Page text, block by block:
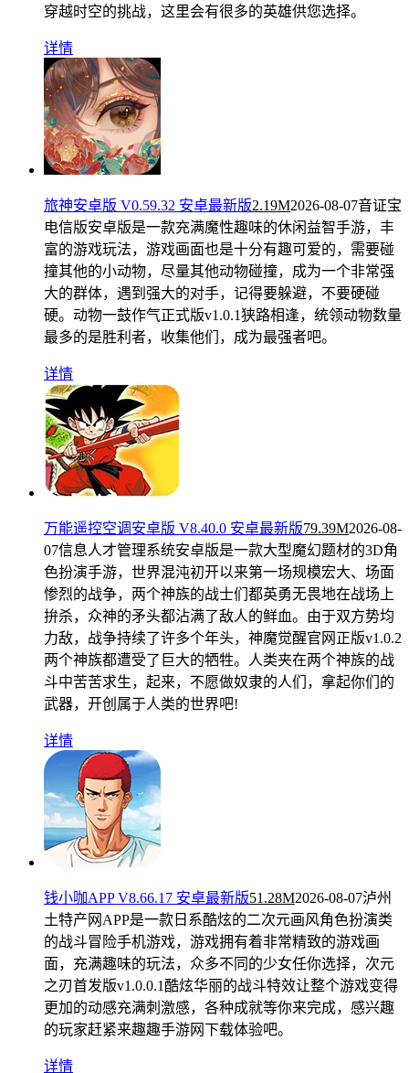
穿越时空的挑战，这里会有很多的英雄供您选择。
详情
旅神安卓版 V0.59.32 安卓最新版2.19M2026-08-07音证宝
电信版安卓版是一款充满魔性趣味的休闲益智手游，丰
富的游戏玩法，游戏画面也是十分有趣可爱的，需要碰
撞其他的小动物，尽量其他动物碰撞，成为一个非常强
大的群体，遇到强大的对手，记得要躲避，不要硬碰
硬。动物一鼓作气正式版v1.0.1狭路相逢，统领动物数量
最多的是胜利者，收集他们，成为最强者吧。
详情
万能遥控空调安卓版 V8.40.0 安卓最新版79.39M2026-08-
07信息人才管理系统安卓版是一款大型魔幻题材的3D角
色扮演手游，世界混沌初开以来第一场规模宏大、场面
惨烈的战争，两个神族的战士们都英勇无畏地在战场上
拚杀，众神的矛头都沾满了敌人的鲜血。由于双方势均
力敌，战争持续了许多个年头，神魔觉醒官网正版v1.0.2
两个神族都遭受了巨大的牺牲。人类夹在两个神族的战
斗中苦苦求生，起来，不愿做奴隶的人们，拿起你们的
武器，开创属于人类的世界吧!
详情
钱小咖APP V8.66.17 安卓最新版51.28M2026-08-07泸州
土特产网APP是一款日系酷炫的二次元画风角色扮演类
的战斗冒险手机游戏，游戏拥有着非常精致的游戏画
面，充满趣味的玩法，众多不同的少女任你选择，次元
之刃首发版v1.0.0.1酷炫华丽的战斗特效让整个游戏变得
更加的动感充满刺激感，各种成就等你来完成，感兴趣
的玩家赶紧来趣趣手游网下载体验吧。
详情